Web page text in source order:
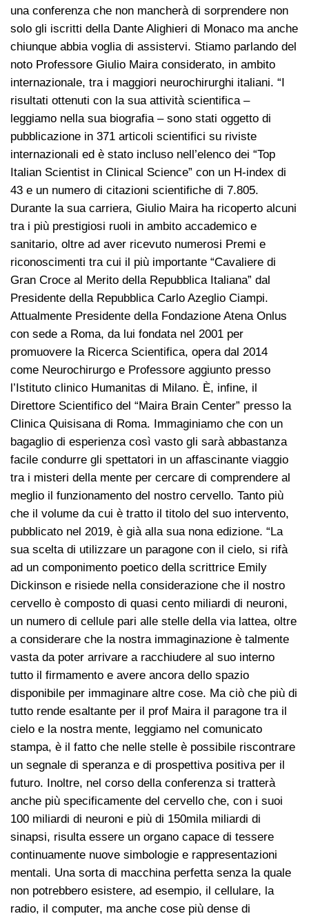
una conferenza che non mancherà di sorprendere non
solo gli iscritti della Dante Alighieri di Monaco ma anche
chiunque abbia voglia di assistervi. Stiamo parlando del
noto Professore Giulio Maira considerato, in ambito
internazionale, tra i maggiori neurochirurghi italiani. “I
risultati ottenuti con la sua attività scientifica –
leggiamo nella sua biografia – sono stati oggetto di
pubblicazione in 371 articoli scientifici su riviste
internazionali ed è stato incluso nell’elenco dei “Top
Italian Scientist in Clinical Science” con un H-index di
43 e un numero di citazioni scientifiche di 7.805.
Durante la sua carriera, Giulio Maira ha ricoperto alcuni
tra i più prestigiosi ruoli in ambito accademico e
sanitario, oltre ad aver ricevuto numerosi Premi e
riconoscimenti tra cui il più importante “Cavaliere di
Gran Croce al Merito della Repubblica Italiana” dal
Presidente della Repubblica Carlo Azeglio Ciampi.
Attualmente Presidente della Fondazione Atena Onlus
con sede a Roma, da lui fondata nel 2001 per
promuovere la Ricerca Scientifica, opera dal 2014
come Neurochirurgo e Professore aggiunto presso
l’Istituto clinico Humanitas di Milano. È, infine, il
Direttore Scientifico del “Maira Brain Center” presso la
Clinica Quisisana di Roma. Immaginiamo che con un
bagaglio di esperienza così vasto gli sarà abbastanza
facile condurre gli spettatori in un affascinante viaggio
tra i misteri della mente per cercare di comprendere al
meglio il funzionamento del nostro cervello. Tanto più
che il volume da cui è tratto il titolo del suo intervento,
pubblicato nel 2019, è già alla sua nona edizione. “La
sua scelta di utilizzare un paragone con il cielo, si rifà
ad un componimento poetico della scrittrice Emily
Dickinson e risiede nella considerazione che il nostro
cervello è composto di quasi cento miliardi di neuroni,
un numero di cellule pari alle stelle della via lattea, oltre
a considerare che la nostra immaginazione è talmente
vasta da poter arrivare a racchiudere al suo interno
tutto il firmamento e avere ancora dello spazio
disponibile per immaginare altre cose. Ma ciò che più di
tutto rende esaltante per il prof Maira il paragone tra il
cielo e la nostra mente, leggiamo nel comunicato
stampa, è il fatto che nelle stelle è possibile riscontrare
un segnale di speranza e di prospettiva positiva per il
futuro. Inoltre, nel corso della conferenza si tratterà
anche più specificamente del cervello che, con i suoi
100 miliardi di neuroni e più di 150mila miliardi di
sinapsi, risulta essere un organo capace di tessere
continuamente nuove simbologie e rappresentazioni
mentali. Una sorta di macchina perfetta senza la quale
non potrebbero esistere, ad esempio, il cellulare, la
radio, il computer, ma anche cose più dense di